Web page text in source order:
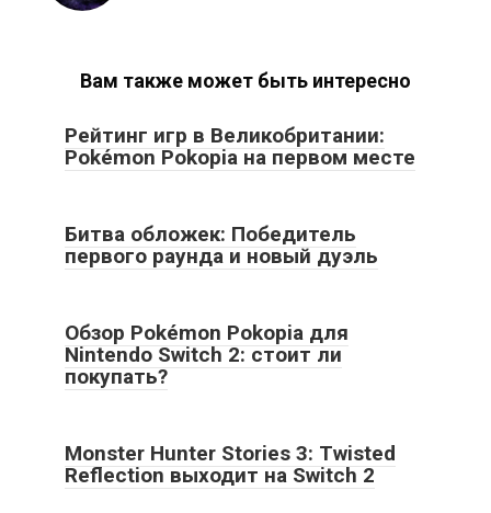
Вам также может быть интересно
Рейтинг игр в Великобритании:
Pokémon Pokopia на первом месте
Битва обложек: Победитель
первого раунда и новый дуэль
Обзор Pokémon Pokopia для
Nintendo Switch 2: стоит ли
покупать?
Monster Hunter Stories 3: Twisted
Reflection выходит на Switch 2